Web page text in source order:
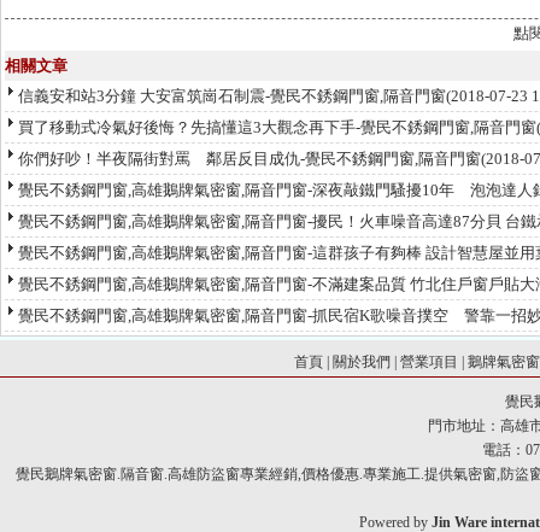
點
相關文章
信義安和站3分鐘 大安富筑崗石制震-覺民不銹鋼門窗,隔音門窗(2018-07-23
買了移動式冷氣好後悔？先搞懂這3大觀念再下手-覺民不銹鋼門窗,隔音門窗
你們好吵！半夜隔街對罵 鄰居反目成仇-覺民不銹鋼門窗,隔音門窗(2018-
覺民不銹鋼門窗,高雄鵝牌氣密窗,隔音門窗-深夜敲鐵門騷擾10年 泡泡達人
覺民不銹鋼門窗,高雄鵝牌氣密窗,隔音門窗-擾民！火車噪音高達87分貝 台
覺民不銹鋼門窗,高雄鵝牌氣密窗,隔音門窗-這群孩子有夠棒 設計智慧屋並用
覺民不銹鋼門窗,高雄鵝牌氣密窗,隔音門窗-不滿建案品質 竹北住戶窗戶貼大
覺民不銹鋼門窗,高雄鵝牌氣密窗,隔音門窗-抓民宿K歌噪音撲空 警靠一招
首頁 關於我們 |營業項目 |鵝牌氣密窗
覺民
門市地址：高雄
電話：
覺民鵝牌氣密窗.隔音窗.高雄防盜窗專業經銷,價格優惠.專業施工.提供氣密窗,防
Powered byJin Ware